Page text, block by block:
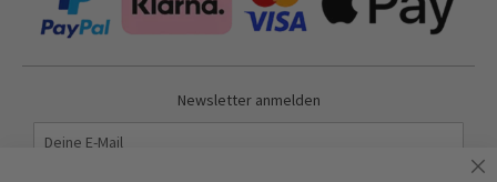
Newsletter anmelden